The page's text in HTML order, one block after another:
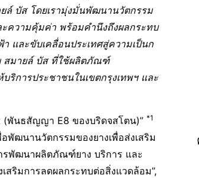
ล์ บัส โดยเรามุ่งมั่นพัฒนานวัตกรรม
ความคุ้มค่า พร้อมคำนึงถึงผลกระทบ
และขับเคลื่อนประเทศสู่ความเป็นก
สมายล์ บัส ที่ใช้ผลิตภัณฑ์
ริการประชาชนในเขตกรุงเทพฯ และ
(พันธสัญญา E8 ของบริดจสโตน)” *1
พัฒนานวัตกรรมของยางเพื่อส่งเสริม
รพัฒนาผลิตภัณฑ์ยาง บริการ และ
สริมการลดผลกระทบต่อสิ่งแวดล้อม”,